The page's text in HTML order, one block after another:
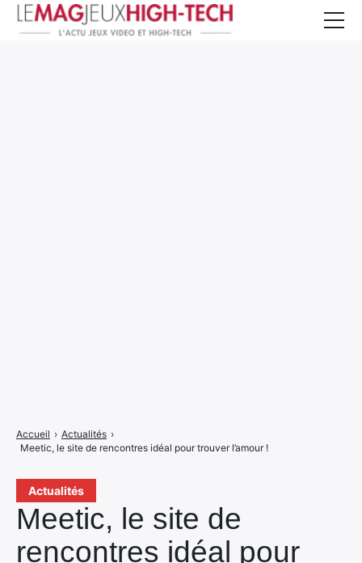
Actualités
Meetic, le site de
rencontres idéal pour
Accueil › Actualités ›
Meetic, le site de rencontres idéal pour trouver l’amour !